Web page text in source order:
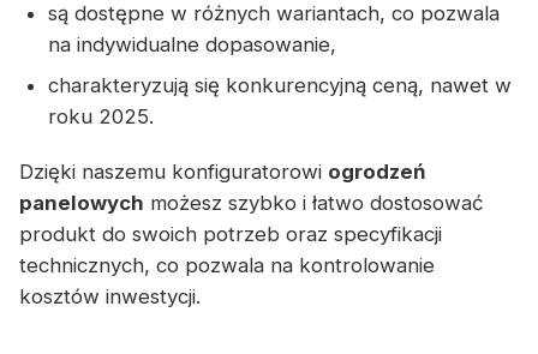
są dostępne w różnych wariantach, co pozwala
na indywidualne dopasowanie,
charakteryzują się konkurencyjną ceną, nawet w
roku 2025.
Dzięki naszemu konfiguratorowi ogrodzeń
panelowych możesz szybko i łatwo dostosować
produkt do swoich potrzeb oraz specyfikacji
technicznych, co pozwala na kontrolowanie
kosztów inwestycji.